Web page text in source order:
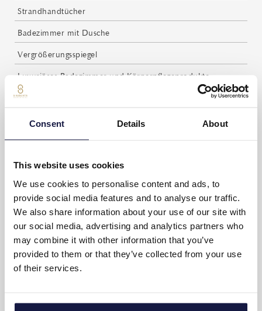
Consent Details About
This website uses cookies
We use cookies to personalise content and ads, to
provide social media features and to analyse our traffic.
We also share information about your use of our site with
our social media, advertising and analytics partners who
may combine it with other information that you’ve
provided to them or that they’ve collected from your use
of their services.
Strandhandtücher
Badezimmer mit Dusche
Vergrößerungsspiegel
Luxuriöses Badezimmer und Körperpflegeprodukte
Kostenlose Wasserflaschen (tägliches Nachfüllen)
Kaffee- und Teezubereitungsmöglichkeiten
Kostenloser Kaffee und Tee (tägliches Nachfüllen)
Privater Balkon mit Möbeln
Täglicher Zimmerservice
Schreibtisch
Nicht-Raucher-Zimmer